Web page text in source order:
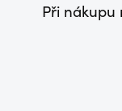
Při nákupu